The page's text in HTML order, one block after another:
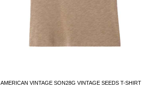
AMERICAN VINTAGE SON28G VINTAGE SEEDS T-SHIRT